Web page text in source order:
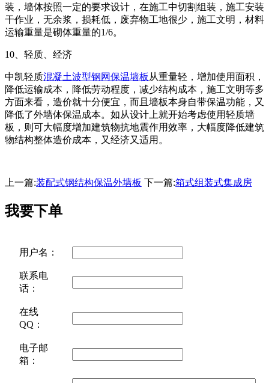
装，墙体按照一定的要求设计，在施工中切割组装，施工安装
干作业，无余浆，损耗低，废弃物工地很少，施工文明，材料
运输重量是砌体重量的1/6。
10、轻质、经济
中凯轻质混凝土波型钢网保温墙板 从重量轻，增加使用面积，
降低运输成本，降低劳动程度，减少结构成本，施工文明等多
方面来看，造价就十分便宜，而且墙板本身自带保温功能，又
降低了外墙体保温成本。如从设计上就开始考虑使用轻质墙
板，则可大幅度增加建筑物抗地震作用效率，大幅度降低建筑
物结构整体造价成本，又经济又适用。
上一篇:装配式钢结构保温外墙板 下一篇:箱式组装式集成房
我要下单
用户名：
联系电
话：
在线
QQ：
电子邮
箱：